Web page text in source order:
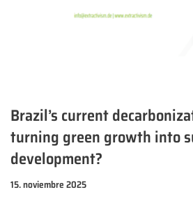
Brazil’s current
turning green growth into
development?
15. noviembre 2025